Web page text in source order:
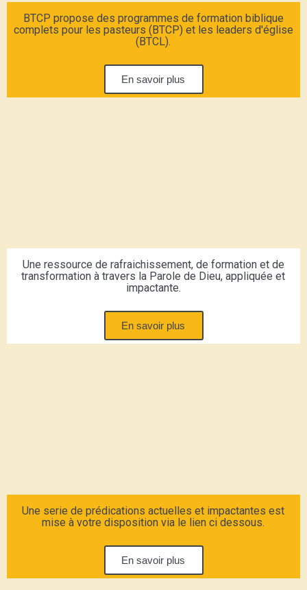
BTCP propose des programmes de formation biblique
complets pour les pasteurs (BTCP) et les leaders d'église
(BTCL).
En savoir plus
Une ressource de rafraichissement, de formation et de
transformation à travers la Parole de Dieu, appliquée et
impactante.
En savoir plus
Une serie de prédications actuelles et impactantes est
mise à votre disposition via le lien ci dessous.
En savoir plus